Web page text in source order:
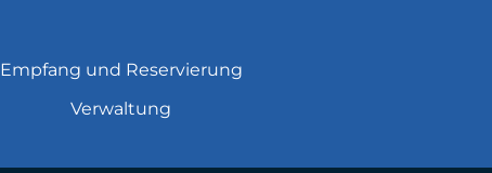
Empfang und Reservierung
Verwaltung